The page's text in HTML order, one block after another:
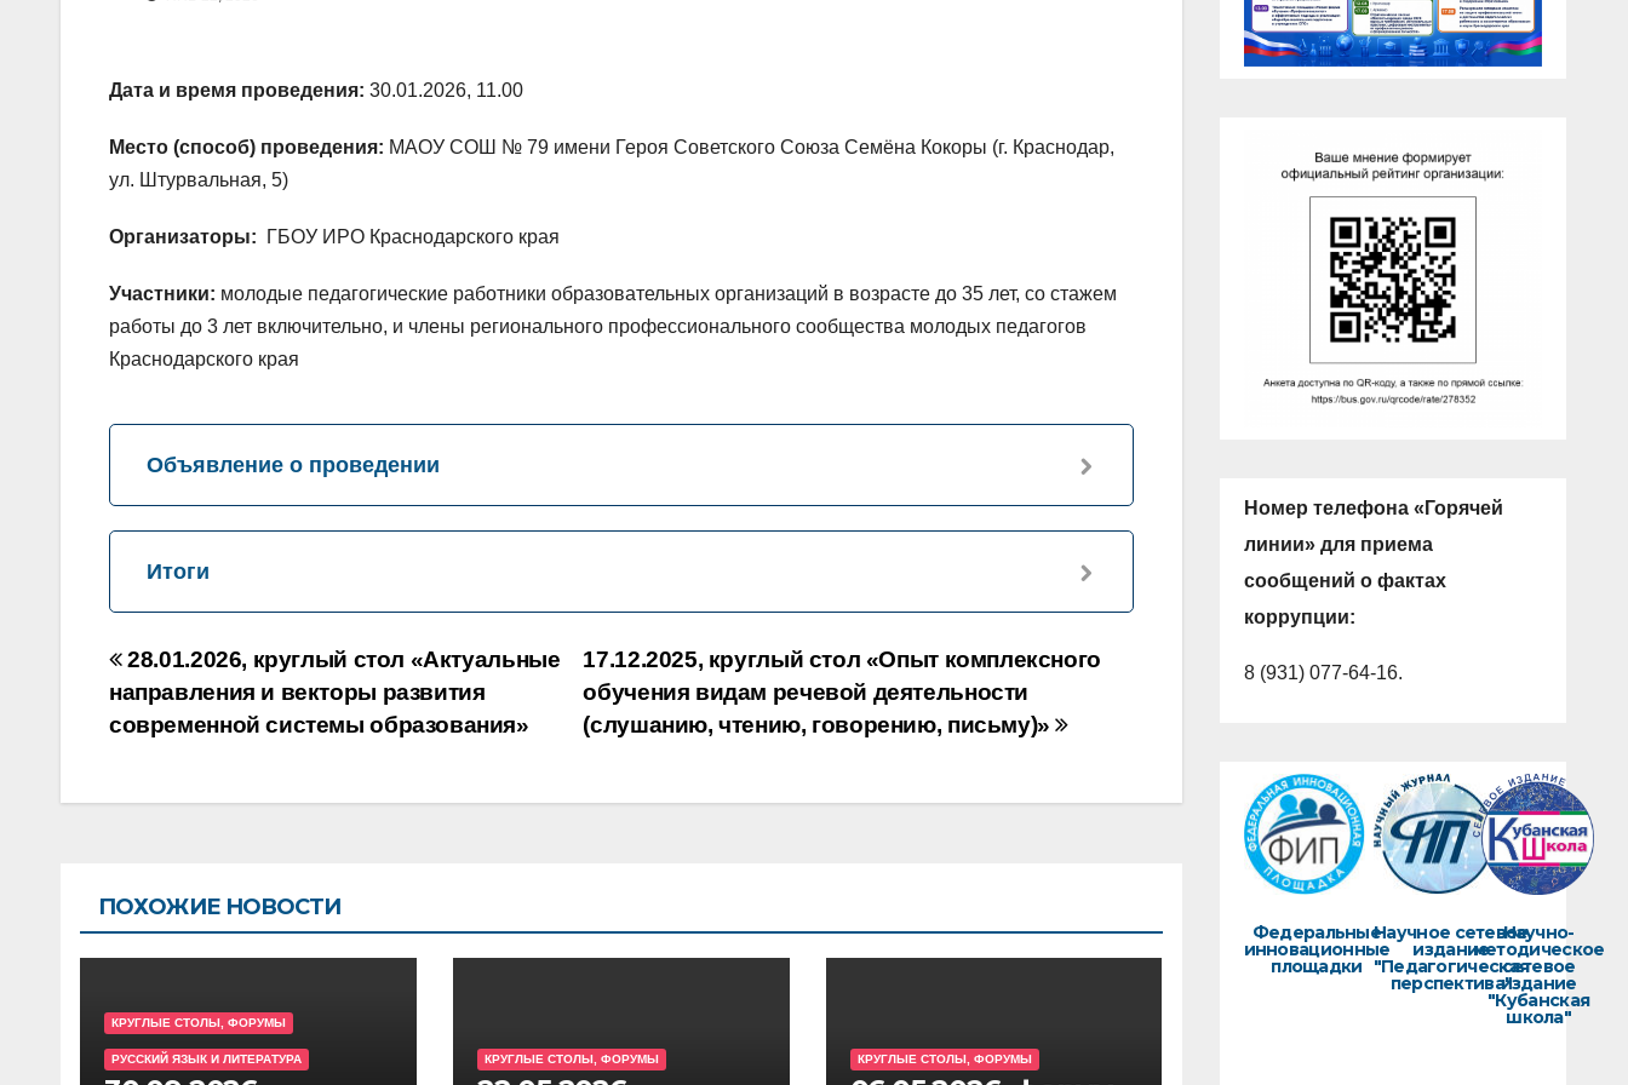
Дата и время проведения: 30.01.2026, 11.00
Место (способ) проведения: МАОУ СОШ № 79 имени Героя Советского Союза Семёна Кокоры (г. Краснодар,
ул. Штурвальная, 5)
Организаторы: ГБОУ ИРО Краснодарского края
Участники: молодые педагогические работники образовательных организаций в возрасте до 35 лет, со стажем
работы до 3 лет включительно, и члены регионального профессионального сообщества молодых педагогов
Краснодарского края
Объявление о проведении
Итоги
Навигация
по
записям
17.12.2025, круглый стол «Опыт комплексного
обучения видам речевой деятельности
(слушанию, чтению, говорению, письму)»
28.01.2026, круглый стол «Актуальные
направления и векторы развития
современной системы образования»
ПОХОЖИЕ НОВОСТИ
КРУГЛЫЕ СТОЛЫ, ФОРУМЫ
РУССКИЙ ЯЗЫК И ЛИТЕРАТУРА КРУГЛЫЕ СТОЛЫ, ФОРУМЫ КРУГЛЫЕ СТОЛЫ, ФОРУМЫ
Номер телефона «Горячей
линии» для приема
сообщений о фактах
коррупции:
8 (931) 077-64-16.
Федеральные
инновационные
площадки
Научное сетевое
издание
"Педагогическая
перспектива"
Научно-
методическое
сетевое
издание
"Кубанская
школа"